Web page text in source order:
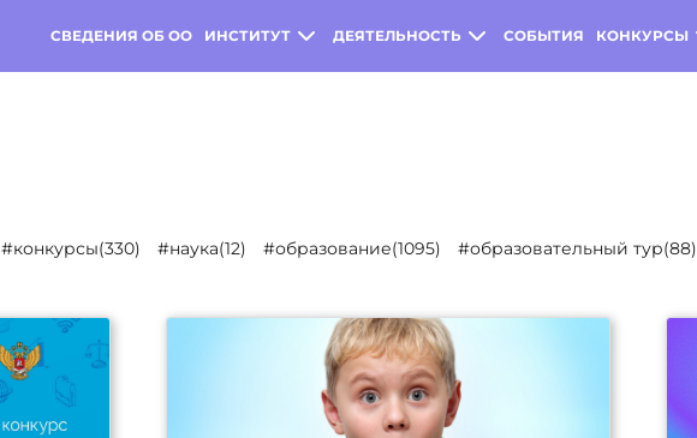
СВЕДЕНИЯ ОБ ОО ИНСТИТУТ ДЕЯТЕЛЬНОСТЬ СОБЫТИЯ КОНКУРСЫ
#конкурсы(330) #наука(12) #образование(1095) #образовательный тур(88)